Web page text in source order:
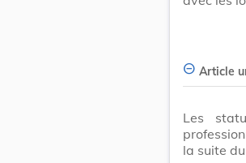
Article
Les
la suite